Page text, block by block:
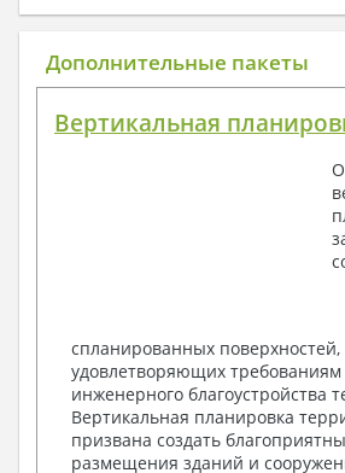
1. Архитектурный раздел:
Общие данные по проекту
Поэтажные маркировочные
Разрезы и состав
Фасады с ведомостью
Элементы проемов –
Ведомость перемычек –
Архитектурные узлы в
2. Конструктивный раздел:
Общие данные по проекту
Схемы расположения и
Дополнительные пакеты
Вертикальная
спланированных поверхностей,
удовлетворяющих требованиям
инженерного благоустройства
Вертикальная планировка
призвана создать
размещения зданий и